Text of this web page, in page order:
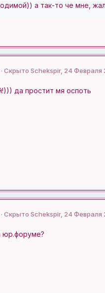
а так-то че мне,
· Скрыто Schekspir, 24 Февраля
да простит мя оспоть
· Скрыто Schekspir, 24 Февраля
юр.форуме?